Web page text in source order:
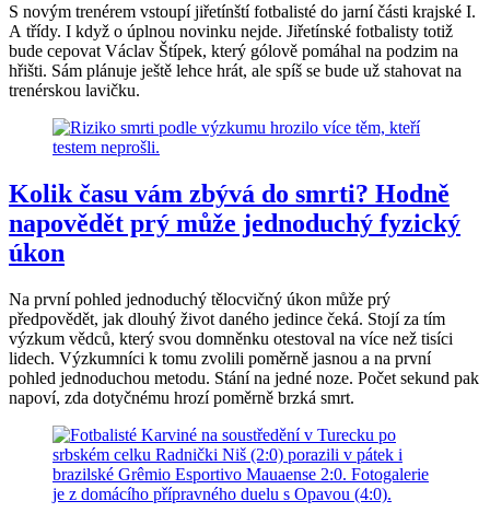
S novým trenérem vstoupí jiřetínští fotbalisté do jarní části krajské I.
A třídy. I když o úplnou novinku nejde. Jiřetínské fotbalisty totiž
bude cepovat Václav Štípek, který gólově pomáhal na podzim na
hřišti. Sám plánuje ještě lehce hrát, ale spíš se bude už stahovat na
trenérskou lavičku.
Kolik času vám zbývá do smrti? Hodně
napovědět prý může jednoduchý fyzický
úkon
Na první pohled jednoduchý tělocvičný úkon může prý
předpovědět, jak dlouhý život daného jedince čeká. Stojí za tím
výzkum vědců, který svou domněnku otestoval na více než tisíci
lidech. Výzkumníci k tomu zvolili poměrně jasnou a na první
pohled jednoduchou metodu. Stání na jedné noze. Počet sekund pak
napoví, zda dotyčnému hrozí poměrně brzká smrt.